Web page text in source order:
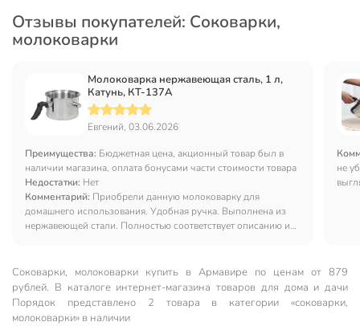
Отзывы покупателей: Соковарки,
молоковарки
Молоковарка нержавеющая сталь, 1 л,
Катунь, КТ-137А
Евгений, 03.06.2026
Преимущества: Бюджетная цена, акционный товар был в
наличии магазина, оплата бонусами части стоимости товара
Недостатки: Нет
Комментарий: Приобрели данную молоковарку для
домашнего использования. Удобная ручка. Выполнена из
нержавеющей стали. Полностью соответствует описанию и
не
Соковарки, молоковарки купить в Армавире по ценам от 879
рублей. В каталоге интернет-магазина товаров для дома и дачи
Порядок представлено 2 товара в категории «соковарки,
молоковарки» в наличии